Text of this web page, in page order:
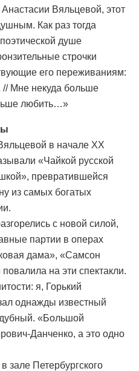
Вяльцевой, этот
Как раз тогда
душе
строчки
его переживаниям:
Мне некуда больше
любить…»
в начале XX
«Чайкой русской
превратившейся
из самых богатых
с новой силой,
партии в операх
дама», «Самсон
на эти спектакли.
я, Горький
однажды известный
«Большой
Данченко, а это одно
зале Петербургского